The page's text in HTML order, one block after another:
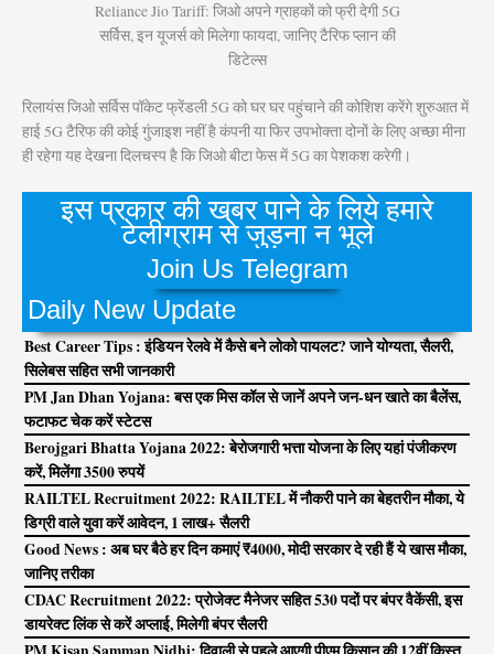
Reliance Jio Tariff: जिओ अपने ग्राहकों को फ्री देगी 5G
सर्विस, इन यूजर्स को मिलेगा फायदा, जानिए टैरिफ प्लान की
डिटेल्स
रिलायंस जिओ सर्विस पॉकेट फ्रेंडली 5G को घर घर पहुंचाने की कोशिश करेंगे शुरुआत में
हाई 5G टैरिफ की कोई गुंजाइश नहीं है कंपनी या फिर उपभोक्ता दोनों के लिए अच्छा मीना
ही रहेगा यह देखना दिलचस्प है कि जिओ बीटा फेस में 5G का पेशकश करेगी।
इस प्रकार की खबर पाने के लिये हमारे
टेलीग्राम से जुड़ना न भूले
Join Us Telegram
Daily New Update
Best Career Tips : इंडियन रेलवे में कैसे बने लोको पायलट? जाने योग्यता, सैलरी,
सिलेबस सहित सभी जानकारी
PM Jan Dhan Yojana: बस एक मिस कॉल से जानें अपने जन-धन खाते का बैलेंस,
फटाफट चेक करें स्टेटस
Berojgari Bhatta Yojana 2022: बेरोजगारी भत्ता योजना के लिए यहां पंजीकरण
करें, मिलेंगा 3500 रुपयें
RAILTEL Recruitment 2022: RAILTEL में नौकरी पाने का बेहतरीन मौका, ये
डिग्री वाले युवा करें आवेदन, 1 लाख+ सैलरी
Good News : अब घर बैठे हर दिन कमाएं ₹4000, मोदी सरकार दे रही हैं ये खास मौका,
जानिए तरीका
CDAC Recruitment 2022: प्रोजेक्ट मैनेजर सहित 530 पदों पर बंपर वैकेंसी, इस
डायरेक्ट लिंक से करें अप्लाई, मिलेगी बंपर सैलरी